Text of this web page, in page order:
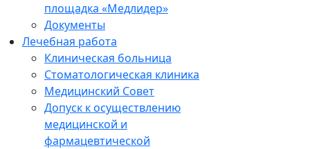
площадка «Медлидер»
Документы
Лечебная работа
Клиническая больница
Стоматологическая клиника
Медицинский Совет
Допуск к осуществлению
медицинской и
фармацевтической